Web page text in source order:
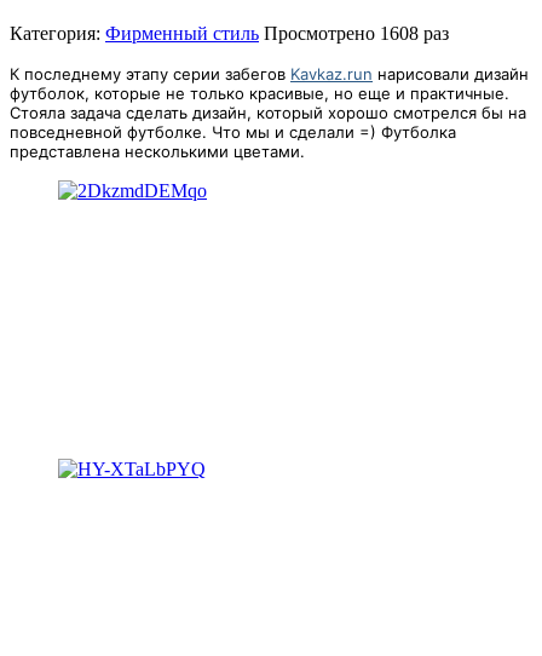
Категория: Фирменный стиль Просмотрено 1608 раз
К последнему этапу серии забегов Kavkaz.run нарисовали дизайн
футболок, которые не только красивые, но еще и практичные.
Стояла задача сделать дизайн, который хорошо смотрелся бы на
повседневной футболке. Что мы и сделали =) Футболка
представлена несколькими цветами.